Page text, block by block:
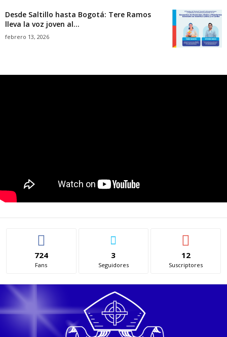
Desde Saltillo hasta Bogotá: Tere Ramos
lleva la voz joven al...
febrero 13, 2026
724
Fans
3
Seguidores
12
Suscriptores